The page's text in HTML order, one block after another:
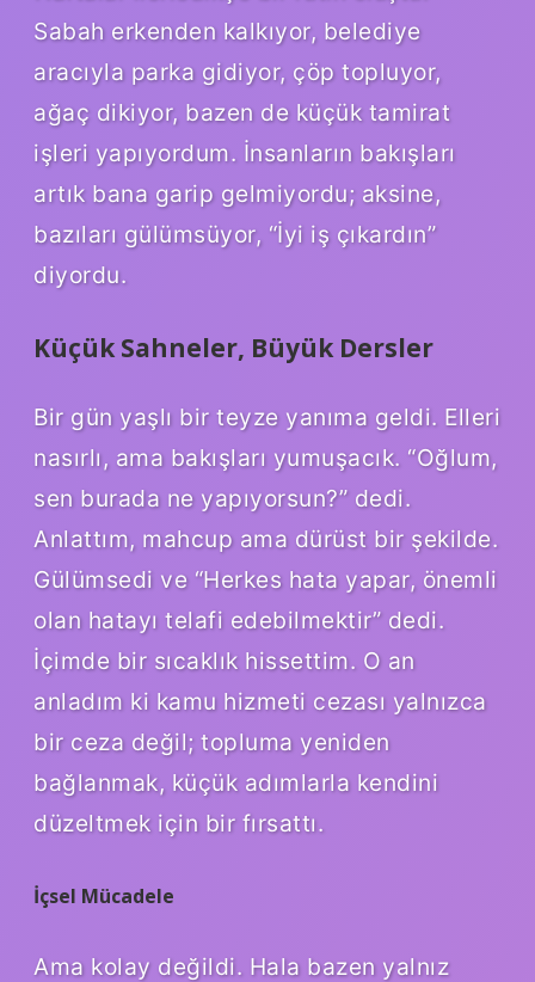
Sabah erkenden kalkıyor, belediye
aracıyla parka gidiyor, çöp topluyor,
ağaç dikiyor, bazen de küçük tamirat
işleri yapıyordum. İnsanların bakışları
artık bana garip gelmiyordu; aksine,
bazıları gülümsüyor, “İyi iş çıkardın”
diyordu.
Küçük Sahneler, Büyük Dersler
Bir gün yaşlı bir teyze yanıma geldi. Elleri
nasırlı, ama bakışları yumuşacık. “Oğlum,
sen burada ne yapıyorsun?” dedi.
Anlattım, mahcup ama dürüst bir şekilde.
Gülümsedi ve “Herkes hata yapar, önemli
olan hatayı telafi edebilmektir” dedi.
İçimde bir sıcaklık hissettim. O an
anladım ki kamu hizmeti cezası yalnızca
bir ceza değil; topluma yeniden
bağlanmak, küçük adımlarla kendini
düzeltmek için bir fırsattı.
İçsel Mücadele
Ama kolay değildi. Hala bazen yalnız